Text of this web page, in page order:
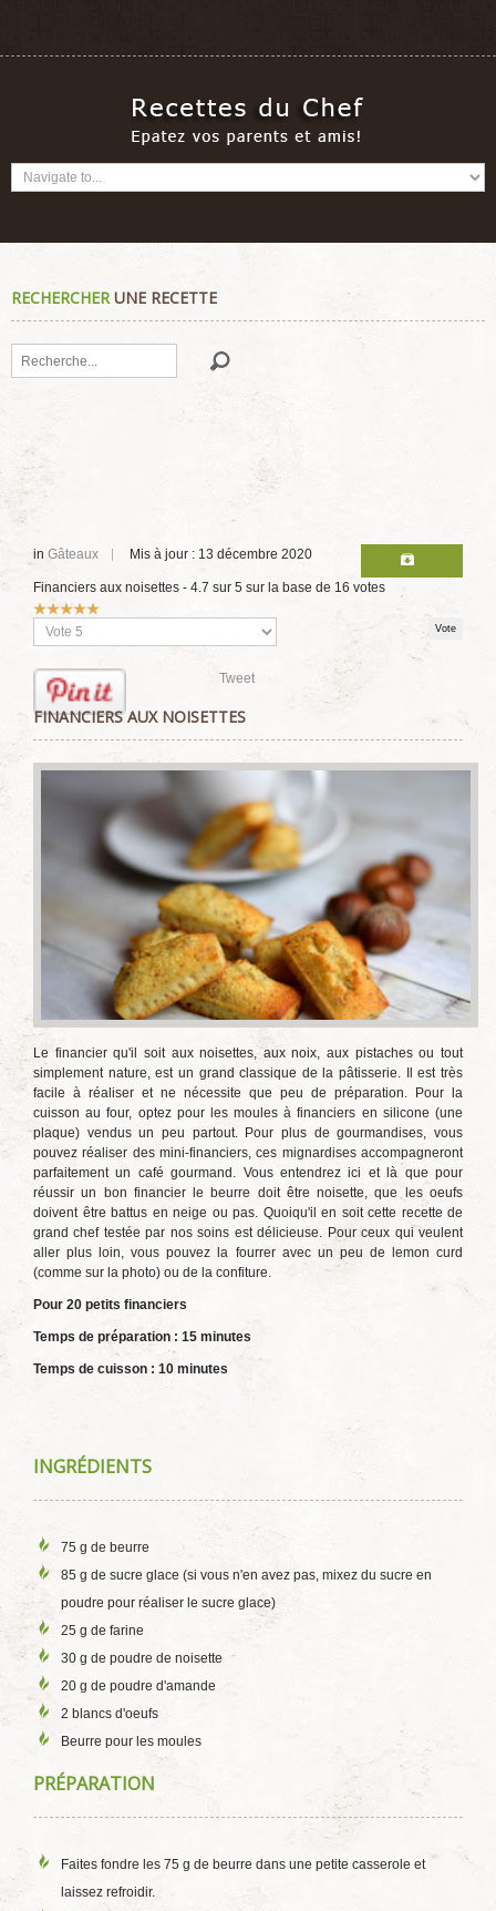
RECHERCHERUNE RECETTE
Rechercher
in Gâteaux Mis à jour : 13 décembre 2020
Financiers aux noisettes - 4.7 sur 5 sur la base de 16 votes
Vote
utilisateur:
Veuillez
voter
Tweet
FINANCIERS AUX NOISETTES
Le financier qu'il soit aux noisettes, aux noix, aux pistaches ou tout
simplement nature, est un grand classique de la pâtisserie. Il est très
facile à réaliser et ne nécessite que peu de préparation. Pour la
cuisson au four, optez pour les moules à financiers en silicone (une
plaque) vendus un peu partout. Pour plus de gourmandises, vous
pouvez réaliser des mini-financiers, ces mignardises accompagneront
parfaitement un café gourmand. Vous entendrez ici et là que pour
réussir un bon financier le beurre doit être noisette, que les oeufs
doivent être battus en neige ou pas. Quoiqu'il en soit cette recette de
grand chef testée par nos soins est délicieuse. Pour ceux qui veulent
aller plus loin, vous pouvez la fourrer avec un peu de lemon curd
(comme sur la photo) ou de la confiture.
Pour 20 petits financiers
Temps de préparation : 15 minutes
Temps de cuisson : 10 minutes
INGRÉDIENTS
75 g de beurre
85 g de sucre glace (si vous n'en avez pas, mixez du sucre en
poudre pour réaliser le sucre glace)
25 g de farine
30 g de poudre de noisette
20 g de poudre d'amande
2 blancs d'oeufs
Beurre pour les moules
PRÉPARATION
Faites fondre les 75 g de beurre dans une petite casserole et
laissez refroidir.